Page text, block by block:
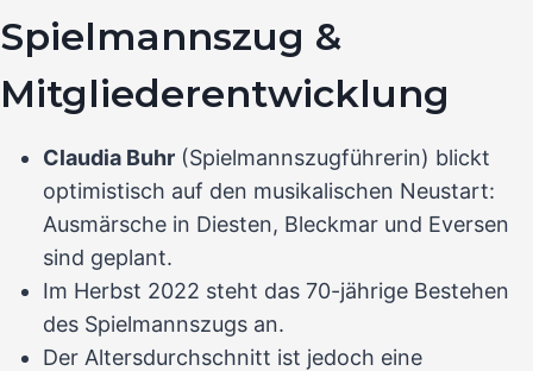
Spielmannszug &
Mitgliederentwicklung
Claudia Buhr (Spielmannszugführerin) blickt
optimistisch auf den musikalischen Neustart:
Ausmärsche in Diesten, Bleckmar und Eversen
sind geplant.
Im Herbst 2022 steht das 70-jährige Bestehen
des Spielmannszugs an.
Der Altersdurchschnitt ist jedoch eine